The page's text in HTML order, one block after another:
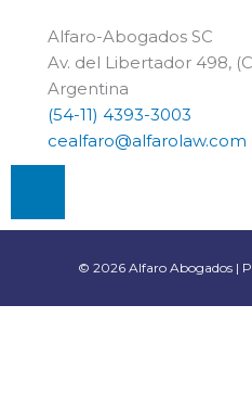
Alfaro-Abogados SC
Av. del Libertador 498,
Argentina
(54-11) 4393-3003
cealfaro@alfarolaw.com
n
d
© 2026 Alfaro Abogados |